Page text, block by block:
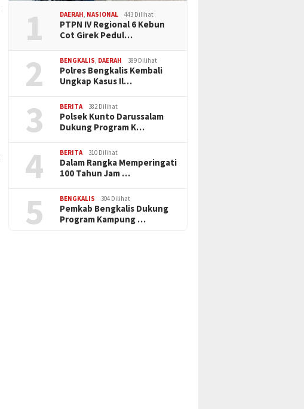
1 DAERAH, NASIONAL 443 Dilihat
PTPN IV Regional 6 Kebun
Cot Girek Pedul…
2 BENGKALIS, DAERAH 389 Dilihat
Polres Bengkalis Kembali
Ungkap Kasus Il…
3 BERITA 382 Dilihat
Polsek Kunto Darussalam
Dukung Program K…
4 BERITA 310 Dilihat
Dalam Rangka Memperingati
100 Tahun Jam …
5 BENGKALIS 304 Dilihat
Pemkab Bengkalis Dukung
Program Kampung …